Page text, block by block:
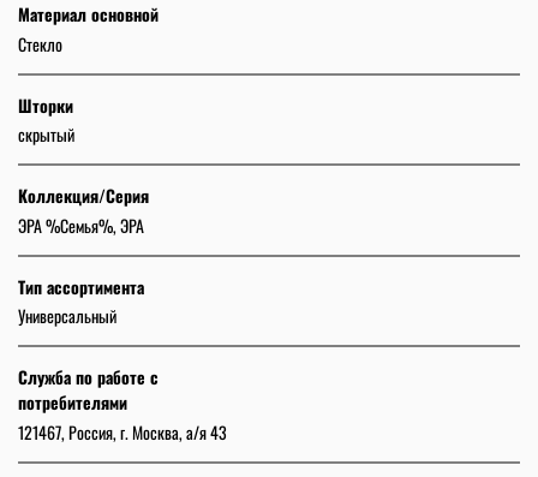
Материал основной
Стекло
Шторки
скрытый
Коллекция/Серия
ЭРА %Семья%, ЭРА
Тип ассортимента
Универсальный
Служба по работе с
потребителями
121467, Россия, г. Москва, а/я 43